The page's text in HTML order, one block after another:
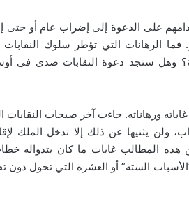
على الدعوة إلى إضراب عام أو
فما الرهانات التي تؤطر سلوك
وهل ستجد دعوة النقابات صدى في
ورهاناته. جاءت آخر صيحات النقابات
تنفيذ الاضراب، ولن يثنيها عن ذلك إلا تدخل
هذه المطالب غايات ما كان يتدواله
الستة” أو العشرة التي تحول دون